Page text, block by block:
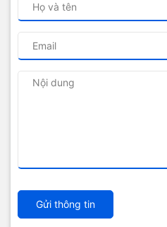
Gửi thông tin